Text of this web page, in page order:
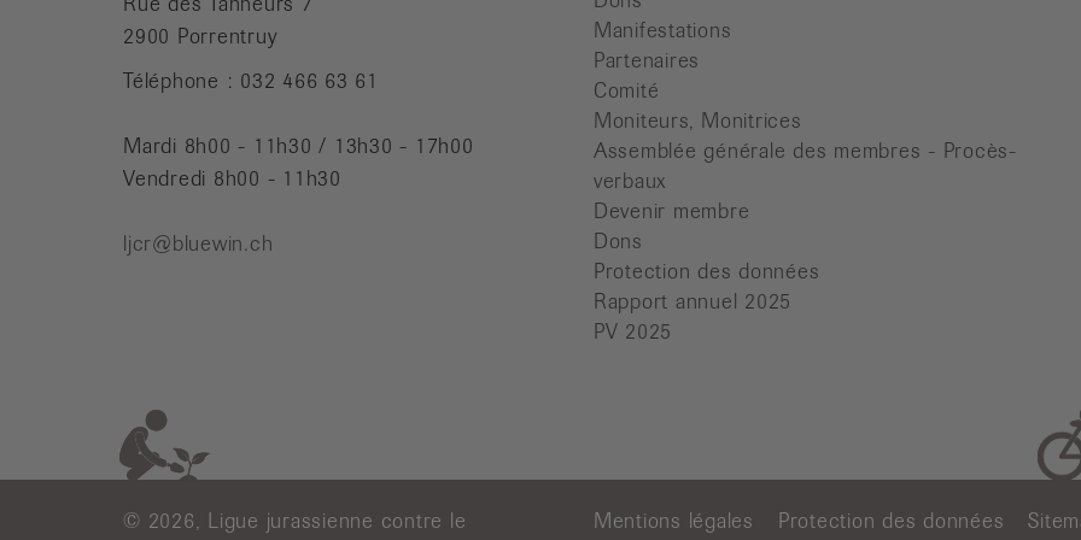
2900 Porrentruy
Téléphone : 032 466 63 61
Mardi 8h00 - 11h30 / 13h30 - 17h00
Vendredi 8h00 - 11h30
ljcr@bluewin.ch
Manifestations
Partenaires
Comité
Moniteurs, Monitrices
Assemblée générale des membres - Procès-
verbaux
Devenir membre
Dons
Protection des données
Rapport annuel 2025
PV 2025
© 2026, Ligue jurassienne contre le Mentions légales Protection des données